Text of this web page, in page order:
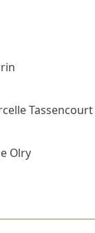
Tassencourt
Olry